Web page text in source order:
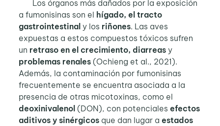
Los órganos más dañados por la exposición
a fumonisinas son el hígado, el tracto
gastrointestinal y los riñones. Las aves
expuestas a estos compuestos tóxicos sufren
un retraso en el crecimiento, diarreas y
problemas renales(Ochieng et al., 2021).
Además, la contaminación por fumonisinas
frecuentemente se encuentra asociada a la
presencia de otras micotoxinas, como el
deoxinivalenol (DON), con potenciales efectos
aditivos y sinérgicosque dan lugar a estados